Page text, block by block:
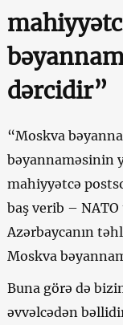
dərcidir”
“Moskva
bəyannaməsinin
mahiyyətcə
baş verib –
Azərbaycanın
Moskva
Buna görə də
əvvəlcədən